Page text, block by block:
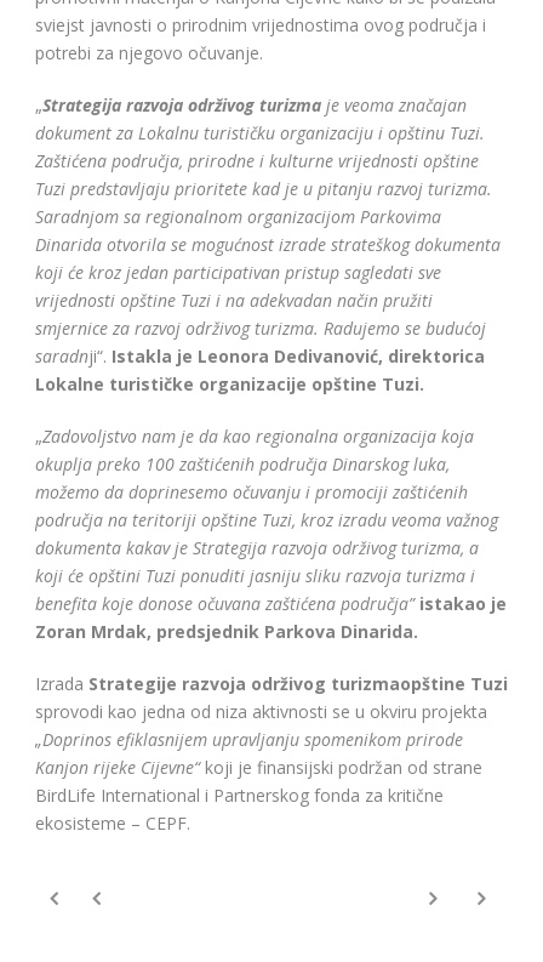
sviejst javnosti o prirodnim vrijednostima ovog područja i
potrebi za njegovo očuvanje.
„Strategija razvoja održivog turizma je veoma značajan
dokument za Lokalnu turističku organizaciju i opštinu Tuzi.
Zaštićena područja, prirodne i kulturne vrijednosti opštine
Tuzi predstavljaju prioritete kad je u pitanju razvoj turizma.
Saradnjom sa regionalnom organizacijom Parkovima
Dinarida otvorila se mogućnost izrade strateškog dokumenta
koji će kroz jedan participativan pristup sagledati sve
vrijednosti opštine Tuzi i na adekvadan način pružiti
smjernice za razvoj održivog turizma. Radujemo se budućoj
saradnji“. Istakla je Leonora Dedivanović, direktorica
Lokalne turističke organizacije opštine Tuzi.
„Zadovoljstvo nam je da kao regionalna organizacija koja
okuplja preko 100 zaštićenih područja Dinarskog luka,
možemo da doprinesemo očuvanju i promociji zaštićenih
područja na teritoriji opštine Tuzi, kroz izradu veoma važnog
dokumenta kakav je Strategija razvoja održivog turizma, a
koji će opštini Tuzi ponuditi jasniju sliku razvoja turizma i
benefita koje donose očuvana zaštićena područja” istakao je
Zoran Mrdak, predsjednik Parkova Dinarida.
Izrada Strategije razvoja održivog turizmaopštine Tuzi
sprovodi kao jedna od niza aktivnosti se u okviru projekta
„Doprinos efiklasnijem upravljanju spomenikom prirode
Kanjon rijeke Cijevne“ koji je finansijski podržan od strane
BirdLife International i Partnerskog fonda za kritične
ekosisteme – CEPF.